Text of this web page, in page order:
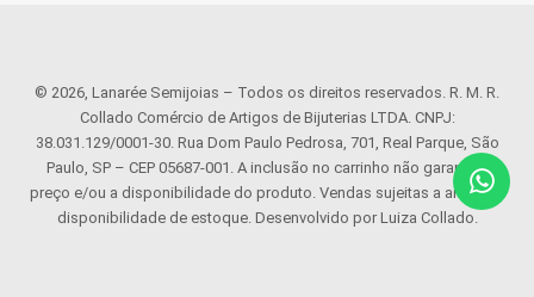
© 2026, Lanarée Semijoias – Todos os direitos reservados. R. M. R.
Collado Comércio de Artigos de Bijuterias LTDA. CNPJ:
38.031.129/0001-30. Rua Dom Paulo Pedrosa, 701, Real Parque, São
Paulo, SP – CEP 05687-001. A inclusão no carrinho não garante o
preço e/ou a disponibilidade do produto. Vendas sujeitas a análise e
disponibilidade de estoque. Desenvolvido por Luiza Collado.